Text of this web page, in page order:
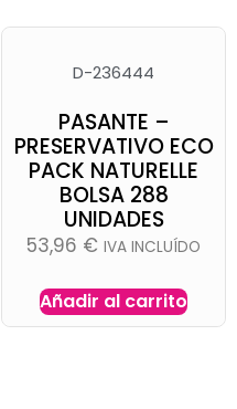
D-236444
PASANTE –
PRESERVATIVO ECO
PACK NATURELLE
BOLSA 288
UNIDADES
53,96 € IVA INCLUÍDO
Añadir al carrito